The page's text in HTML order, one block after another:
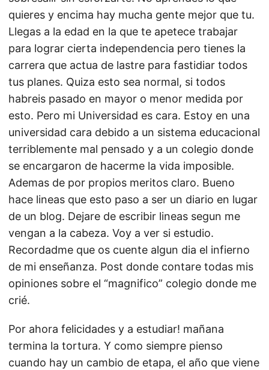
quieres y encima hay mucha gente mejor que tu.
Llegas a la edad en la que te apetece trabajar
para lograr cierta independencia pero tienes la
carrera que actua de lastre para fastidiar todos
tus planes. Quiza esto sea normal, si todos
habreis pasado en mayor o menor medida por
esto. Pero mi Universidad es cara. Estoy en una
universidad cara debido a un sistema educacional
terriblemente mal pensado y a un colegio donde
se encargaron de hacerme la vida imposible.
Ademas de por propios meritos claro. Bueno
hace lineas que esto paso a ser un diario en lugar
de un blog. Dejare de escribir lineas segun me
vengan a la cabeza. Voy a ver si estudio.
Recordadme que os cuente algun dia el infierno
de mi enseñanza. Post donde contare todas mis
opiniones sobre el “magnifico” colegio donde me
crié.
Por ahora felicidades y a estudiar! mañana
termina la tortura. Y como siempre pienso
cuando hay un cambio de etapa, el año que viene